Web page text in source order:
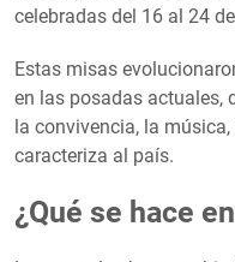
celebradas del 16 al 24
Estas misas
en las posadas actuales,
la convivencia, la
caracteriza al país.
¿Qué se hace